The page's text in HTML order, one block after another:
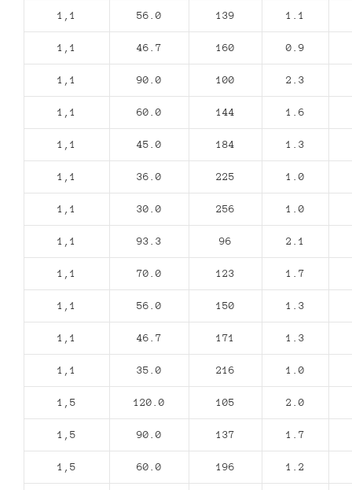
1,1 56.0 139 1.1
1,1 46.7 160 0.9
1,1 90.0 100 2.3
1,1 60.0 144 1.6
1,1 45.0 184 1.3
1,1 36.0 225 1.0
1,1 30.0 256 1.0
1,1 93.3 96 2.1
1,1 70.0 123 1.7
1,1 56.0 150 1.3
1,1 46.7 171 1.3
1,1 35.0 216 1.0
1,5 120.0 105 2.0
1,5 90.0 137 1.7
1,5 60.0 196 1.2